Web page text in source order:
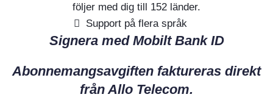
följer med dig till 152 länder.
Support på flera språk
Signera med Mobilt Bank ID
Abonnemangsavgiften faktureras direkt
från Allo Telecom.